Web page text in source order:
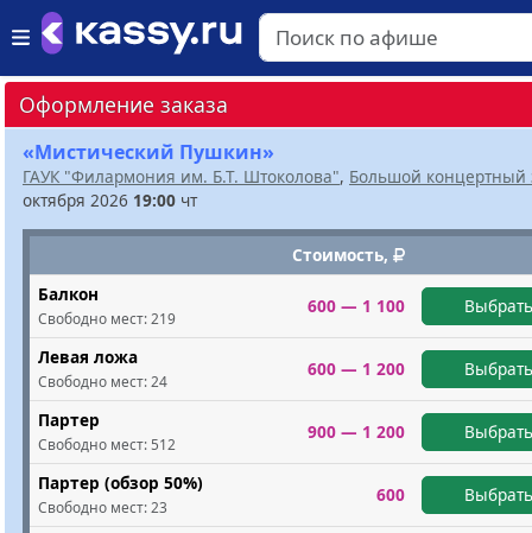
Оформление заказа
«Мистический Пушкин»
ГАУК "Филармония им. Б.Т. Штоколова", Большой концертный
октября 2026 19:00 чт
Стоимость,
Балкон
Свободно мест: 219
600 — 1 100
Левая ложа
Свободно мест: 24
600 — 1 200
Партер
Свободно мест: 512
900 — 1 200
Партер (обзор 50%)
Свободно мест: 23
600